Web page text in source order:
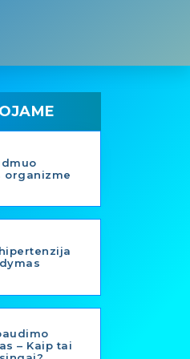
organizme
– Kaip tai